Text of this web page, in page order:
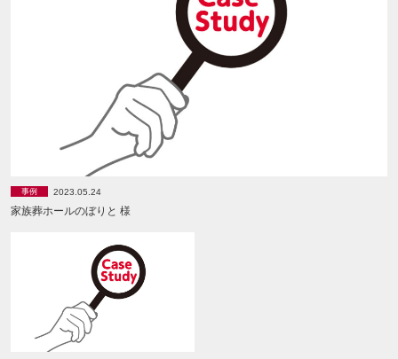
事例 2023.05.24
家族葬ホールのぼりと 様